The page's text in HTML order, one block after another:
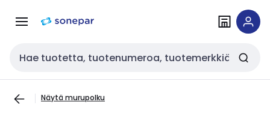
navigointiinsisältöön
Haku
Näytä murupolku